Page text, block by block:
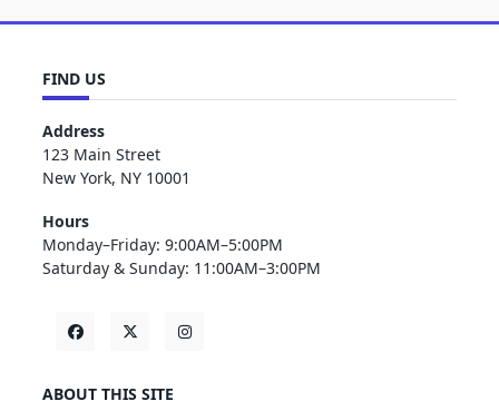
FIND US
Address
123 Main Street
New York, NY 10001
Hours
Monday–Friday: 9:00AM–5:00PM
Saturday & Sunday: 11:00AM–3:00PM
ABOUT THIS SITE